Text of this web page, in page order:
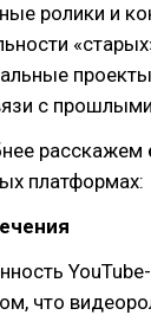
ролики и
с
расскажем
платформах:
что